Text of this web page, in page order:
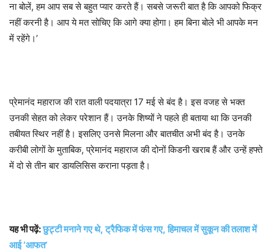
ना बोलें, हम आप सब से बहुत प्यार करते हैं। सबसे जरूरी बात है कि आपको फिक्र
नहीं करनी है। आप ये मत सोचिए कि आगे क्या होगा। हम बिना बोले भी आपके मन
में रहेंगे।’
प्रेमानंद महाराज की रात वाली पदयात्रा 17 मई से बंद है। इस वजह से भक्त
उनकी सेहत को लेकर परेशान हैं। उनके शिष्यों ने पहले ही बताया था कि उनकी
तबीयत स्थिर नहीं है। इसलिए उनसे मिलना और बातचीत अभी बंद है। उनके
करीबी लोगों के मुताबिक, प्रेमानंद महाराज की दोनों किडनी खराब हैं और उन्हें हफ्ते
में दो से तीन बार डायलिसिस कराना पड़ता है।
यह भी पढ़ें:छुट्टी मनाने गए थे, ट्रैफिक में फंस गए, हिमाचल में सुकून की तलाश में
आई ‘आफत’